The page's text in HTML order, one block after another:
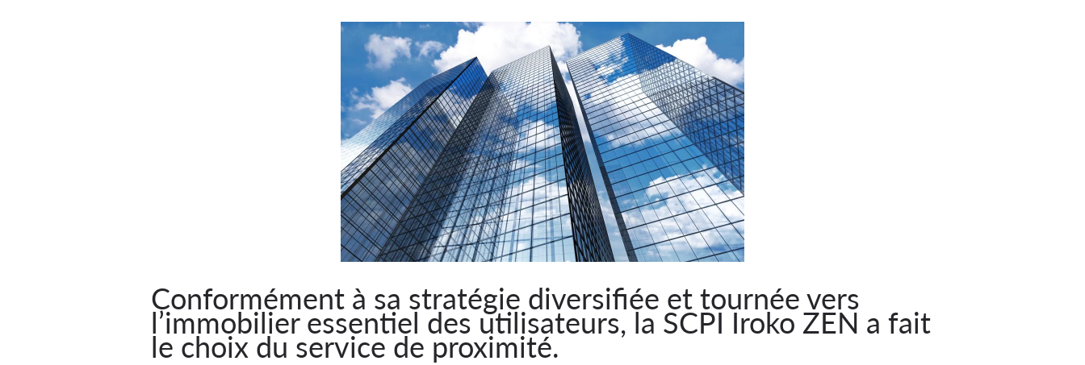
Conformément à sa stratégie diversifiée et tournée vers
l’immobilier essentiel des utilisateurs, la SCPI Iroko ZEN a fait
le choix du service de proximité.